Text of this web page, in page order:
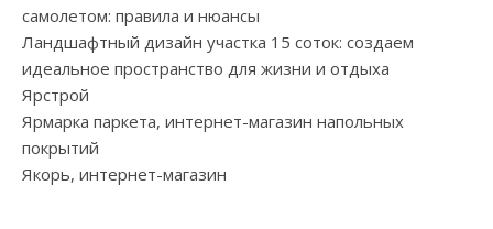
самолетом: правила и нюансы
Ландшафтный дизайн участка 15 соток: создаем
идеальное пространство для жизни и отдыха
Ярстрой
Ярмарка паркета, интернет-магазин напольных
покрытий
Якорь, интернет-магазин